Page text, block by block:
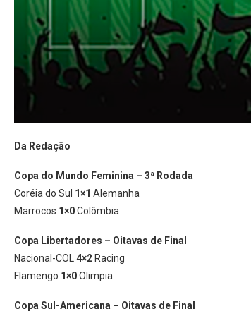
Da Redação
Copa do Mundo Feminina – 3ª Rodada
Coréia do Sul 1×1 Alemanha
Marrocos 1×0Colômbia
Copa Libertadores – Oitavas de Final
Nacional-COL 4×2 Racing
Flamengo 1×0Olimpia
Copa Sul-Americana – Oitavas de Final